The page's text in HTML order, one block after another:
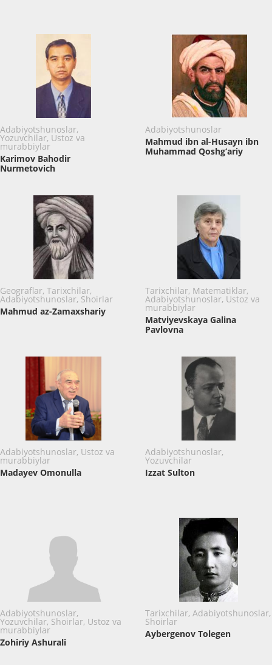
Adabiyotshunoslar,
Yozuvchilar, Ustoz va
murabbiylar
Karimov Bahodir
Nurmetovich
Adabiyotshunoslar
Mahmud ibn al-Husayn ibn
Muhammad Qoshg‘ariy
Geograflar, Tarixchilar,
Adabiyotshunoslar, Shoirlar
Mahmud az-Zamaxshariy
Tarixchilar, Matematiklar,
Adabiyotshunoslar, Ustoz va
murabbiylar
Matviyevskaya Galina
Pavlovna
Adabiyotshunoslar, Ustoz va
murabbiylar
Madayev Omonulla
Adabiyotshunoslar,
Yozuvchilar
Izzat Sulton
Adabiyotshunoslar,
Yozuvchilar, Shoirlar, Ustoz va
murabbiylar
Zohiriy Ashurali
Tarixchilar, Adabiyotshunoslar,
Shoirlar
Aybergenov Tolegen